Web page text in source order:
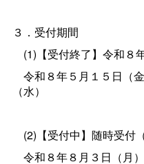
３．受付期間
(1)【受付終了】令和８
令和８年５月１５日（
（水）
(2)【受付中】随時受付
令和８年８月３日（月